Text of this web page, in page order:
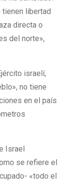
libertad
directa o
del norte»,
israelí,
no tiene
en el país
Israel
se refiere el
«todo el